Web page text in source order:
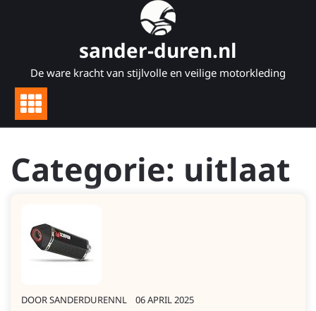
sander-duren.nl
De ware kracht van stijlvolle en veilige motorkleding
Categorie: uitlaat
DOORSANDERDURENNL 06 APRIL 2025